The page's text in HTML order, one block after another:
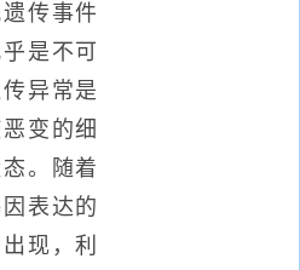
传事件
是不可
异常是
变的细
。随着
表达的
现，利